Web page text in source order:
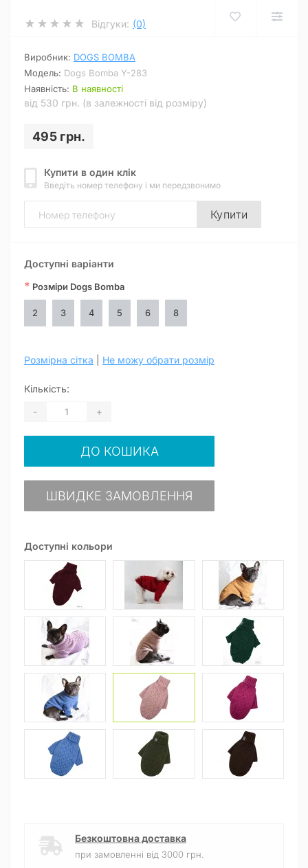
Відгуки: (0)
Виробник: DOGS BOMBA
Модель: Dogs Bomba Y-283
Наявність: В наявності
від 530 грн. (в залежності від розміру)
495 грн.
Купити в один клік
Введіть номер телефону і ми передзвонимо
Купити
Доступні кольори
Доступні варіанти
* Розміри Dogs Bomba
2 3 4 5 6 8
Розмірна сітка Не можу обрати розмір
Кількість:
- +
ДО КОШИКА
ШВИДКЕ ЗАМОВЛЕННЯ
Безкоштовна доставка
при замовленні від 3000 грн.